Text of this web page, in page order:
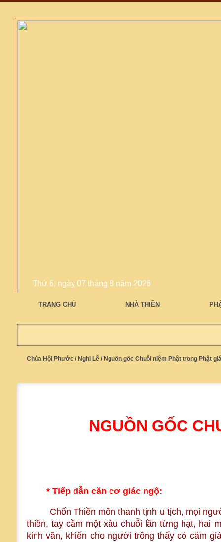
Thứ 6, ngày 07 tháng 8 năm 2026
TRANG CHỦ NHÀ THIỀN
Chùa Hội Phước / Nghi Lễ / Nguồn gốc Chuỗi niệm Phật trong Phật
NGUỒN GỐC
* Tiếp dẫn căn cơ giác ngộ:
Chốn Thiền môn thanh tịnh u tịch, mọi
thiền, tay cầm một xâu chuỗi lần từng hạt, hai
kinh văn, khiến cho người trông thấy có cảm